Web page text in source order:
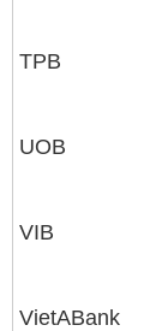
TPB
UOB
VIB
VietABank